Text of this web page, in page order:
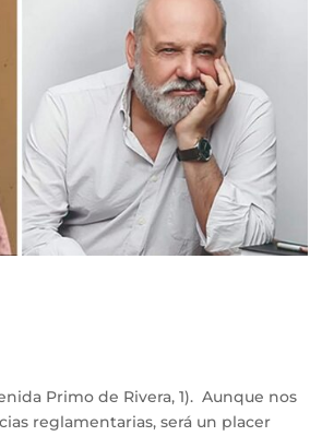
Primo de Rivera, 1). Aunque nos
reglamentarias, será un placer